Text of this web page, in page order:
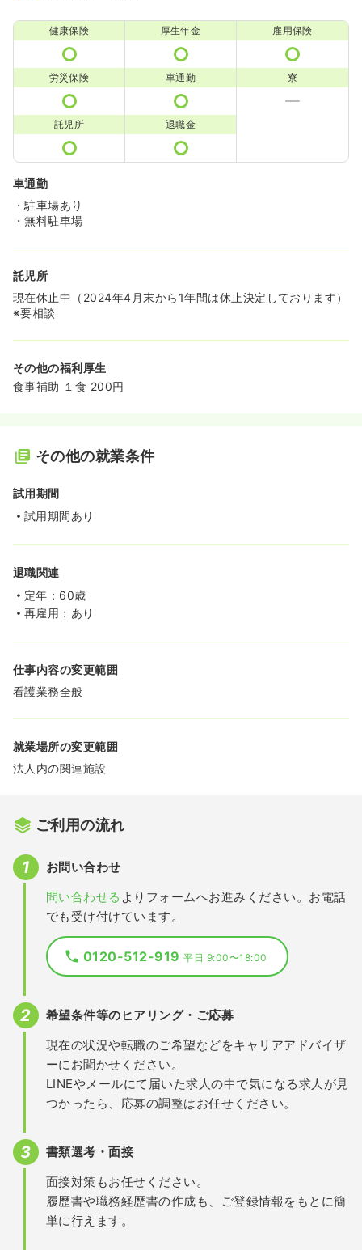
健康保険 厚生年金 雇用保険
労災保険 車通勤 寮
託児所 退職金
車通勤
・駐車場あり
・無料駐車場
託児所
現在休止中（2024年4月末から1年間は休止決定しております）
※要相談
その他の福利厚生
食事補助 １食 200円
その他の就業条件
試用期間
試用期間あり
退職関連
定年：60歳
再雇用：あり
仕事内容の変更範囲
看護業務全般
就業場所の変更範囲
法人内の関連施設
ご利用の流れ
お問い合わせ
問い合わせる よりフォームへお進みください。お電話
でも受け付けています。
0120-512-919平日 9:00〜18:00
希望条件等のヒアリング・ご応募
現在の状況や転職のご希望などをキャリアアドバイザ
ーにお聞かせください。
LINEやメールにて届いた求人の中で気になる求人が見
つかったら、応募の調整はお任せください。
書類選考・面接
面接対策もお任せください。
履歴書や職務経歴書の作成も、ご登録情報をもとに簡
単に行えます。